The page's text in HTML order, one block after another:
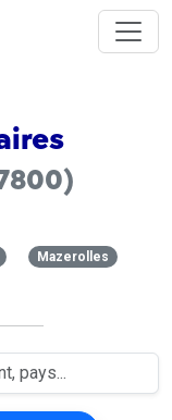
Mazerolles